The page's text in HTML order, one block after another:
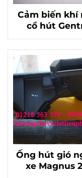
Cảm biến khí
cổ hút
Ống hút gió
xe Magnus